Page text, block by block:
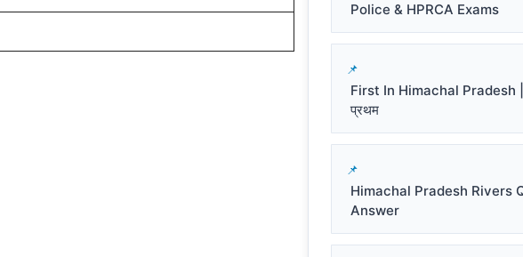
Police & HPRCA Exams
First In Himachal Pradesh |
प्रथम
Himachal Pradesh Rivers
Answer